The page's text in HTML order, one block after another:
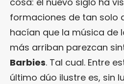
formaciones de tan solo
hacían que la música de
más arriban parezcan
Barbies. Tal cual. Entre
último dúo ilustre es, sin